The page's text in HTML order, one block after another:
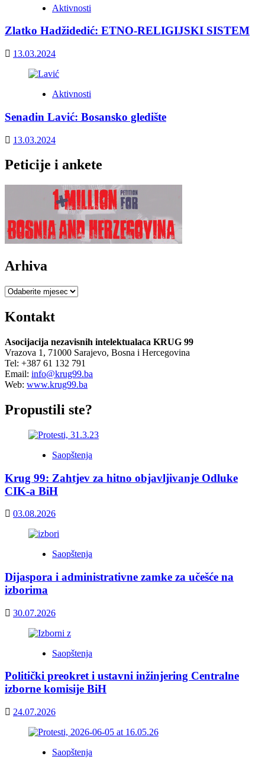
Aktivnosti
Zlatko Hadžidedić: ETNO-RELIGIJSKI SISTEM
13.03.2024
Aktivnosti
Senadin Lavić: Bosansko gledište
13.03.2024
Peticije i ankete
Arhiva
Arhiva
Kontakt
Asocijacija nezavisnih intelektualaca KRUG 99
Vrazova 1, 71000 Sarajevo, Bosna i Hercegovina
Tel: +387 61 132 791
Email: info@krug99.ba
Web: www.krug99.ba
Propustili ste?
Saopštenja
Krug 99: Zahtjev za hitno objavljivanje Odluke
CIK-a BiH
03.08.2026
Saopštenja
Dijaspora i administrativne zamke za učešće na
izborima
30.07.2026
Saopštenja
Politički preokret i ustavni inžinjering Centralne
izborne komisije BiH
24.07.2026
Saopštenja